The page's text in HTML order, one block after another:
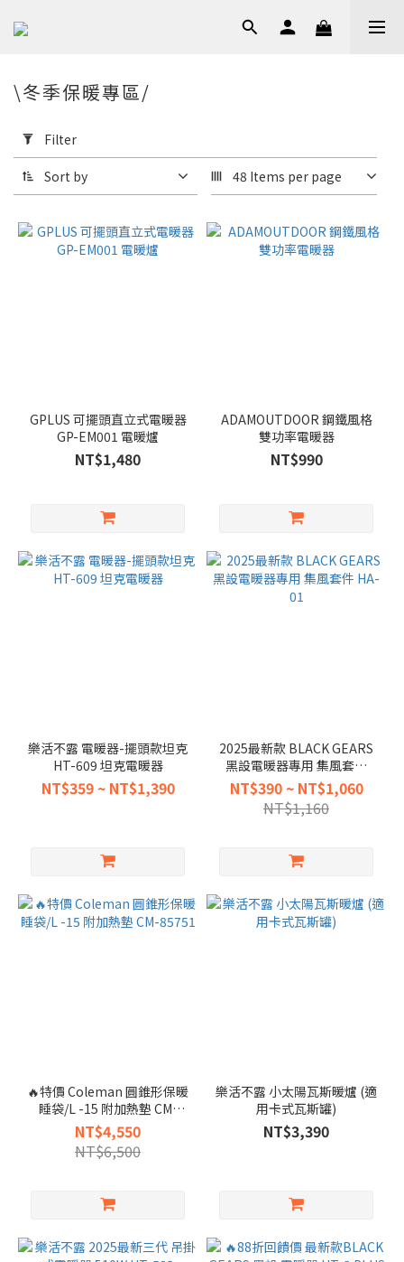
Filter
(0/20)
Range
(NT$)
\冬季保暖專區/
Filter
Sort by 48 Items per page
GPLUS 可擺頭直立式電暖器
GP-EM001 電暖爐
NT$1,480
ADAMOUTDOOR 鋼鐵風格
雙功率電暖器
NT$990
樂活不露 電暖器-擺頭款坦克
HT-609 坦克電暖器
NT$359 ~ NT$1,390
2025最新款 BLACK GEARS
黑設電暖器專用 集風套件
HA-01
NT$390 ~ NT$1,060
NT$1,160
🔥特價 Coleman 圓錐形保暖
睡袋/L -15 附加熱墊 CM-
85751
NT$4,550
NT$6,500
樂活不露 小太陽瓦斯暖爐 (適
用卡式瓦斯罐)
NT$3,390